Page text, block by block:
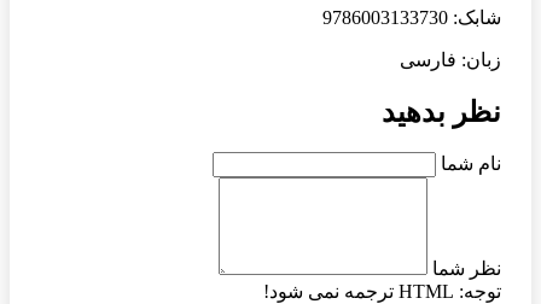
شابک: 9786003133730
زبان: فارسی
نظر بدهید
نام شما
نظر شما
توجه: